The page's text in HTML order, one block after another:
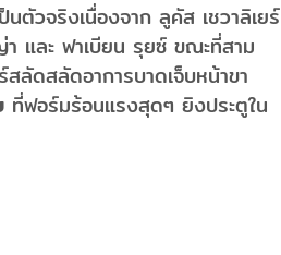
นตัวจริงเนื่องจาก ลูคัส เชวาลิเยร์
และ ฟาเบียน รุยซ์ ขณะที่สาม
ลัดสลัดอาการบาดเจ็บหน้าขา
ที่ฟอร์มร้อนแรงสุดๆ ยิงประตูใน